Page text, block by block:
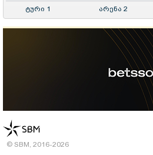
ტური 1
არენა 2
© SBM, 2016-2026